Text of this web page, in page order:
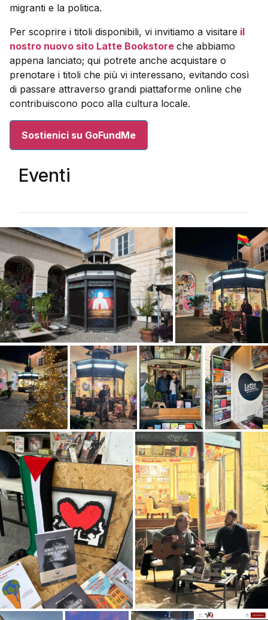
migranti e la politica.
Per scoprire i titoli disponibili, vi invitiamo a visitare il
nostro nuovo sito Latte Bookstore che abbiamo
appena lanciato; qui potrete anche acquistare o
prenotare i titoli che più vi interessano, evitando così
di passare attraverso grandi piattaforme online che
contribuiscono poco alla cultura locale.
Sostienici su GoFundMe
Eventi